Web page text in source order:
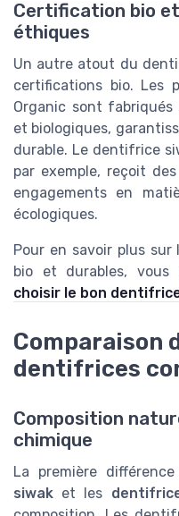
Certification bio
éthiques
Un autre atout du
certifications bio. Les
Organic sont
et biologiques,
durable. Le dentifrice
par exemple, reçoit
engagements en
écologiques.
Pour en savoir plus sur
bio et durables,
choisir le bon
Comparaison
dentifrices
Composition
chimique
La première
siwak et les